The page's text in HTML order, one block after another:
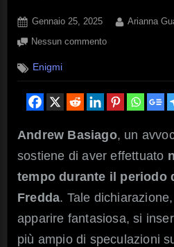
Posted
on
Gennaio 25, 2025 By
Arianna
Nessun commentosu
e
viaggi
tempo:
il
Progetto
Pegasus
Enigmi
Andrew Basiago, un
sostiene di aver effettuato
tempo durante il periodo
Fredda. Tale
apparire fantasiosa, si
più ampio di speculazioni